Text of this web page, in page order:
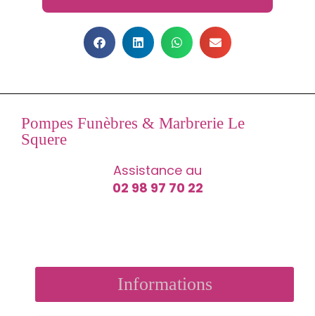
Pompes Funèbres & Marbrerie Le
Squere
Assistance au
02 98 97 70 22
Informations